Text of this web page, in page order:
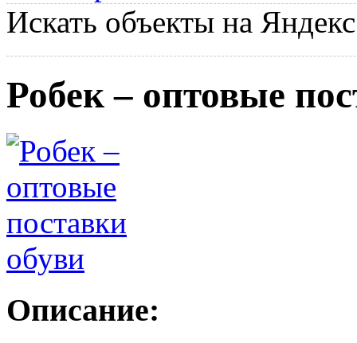
Искать объекты на
Робек – оптовые
Описание: